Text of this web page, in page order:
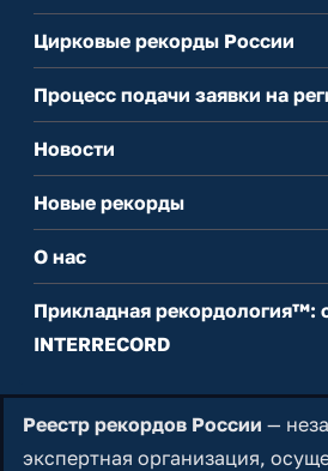
Цирковые рекорды России
Процесс подачи заявки на
Новости
Новые рекорды
О нас
Прикладная рекордология™:
INTERRECORD
Реестр рекордов России —
экспертная организация,